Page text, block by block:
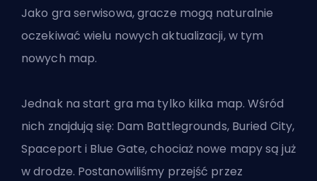
Jako gra serwisowa, gracze mogą naturalnie
oczekiwać wielu nowych aktualizacji, w tym
nowych map.
Jednak na start gra ma tylko kilka map. Wśród
nich znajdują się: Dam Battlegrounds, Buried City,
Spaceport i Blue Gate, chociaż nowe mapy są już
w drodze. Postanowiliśmy przejść przez